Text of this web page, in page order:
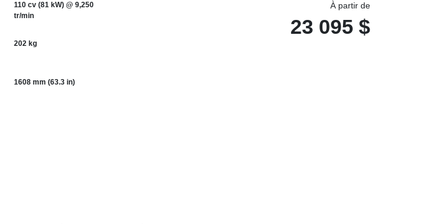
110 cv (81 kW) @ 9,250
tr/min
202 kg
1608 mm (63.3 in)
À partir de
23 095 $